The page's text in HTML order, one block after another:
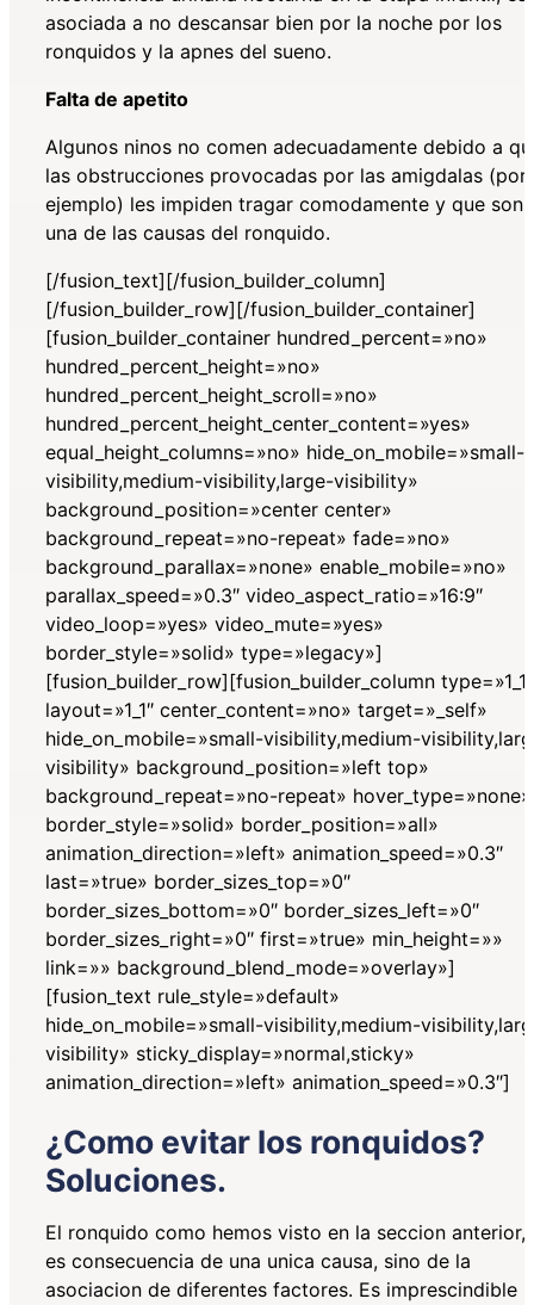
asociada a no descansar bien por la noche por los
ronquidos y la apnes del sueno.
Falta de apetito
Algunos ninos no comen adecuadamente debido a
las obstrucciones provocadas por las amigdalas (por
ejemplo) les impiden tragar comodamente y que son
una de las causas del ronquido.
[/fusion_text][/fusion_builder_column]
[/fusion_builder_row][/fusion_builder_container]
[fusion_builder_container hundred_percent=»no»
hundred_percent_height=»no»
hundred_percent_height_scroll=»no»
hundred_percent_height_center_content=»yes»
equal_height_columns=»no» hide_on_mobile=»small-
visibility,medium-visibility,large-visibility»
background_position=»center center»
background_repeat=»no-repeat» fade=»no»
background_parallax=»none» enable_mobile=»no»
parallax_speed=»0.3″ video_aspect_ratio=»16:9″
video_loop=»yes» video_mute=»yes»
border_style=»solid» type=»legacy»]
[fusion_builder_row][fusion_builder_column type=»1_1″
layout=»1_1″ center_content=»no» target=»_self»
hide_on_mobile=»small-visibility,medium-
visibility» background_position=»left top»
background_repeat=»no-repeat» hover_type=»none»
border_style=»solid» border_position=»all»
animation_direction=»left» animation_speed=»0.3″
last=»true» border_sizes_top=»0″
border_sizes_bottom=»0″ border_sizes_left=»0″
border_sizes_right=»0″ first=»true» min_height=»»
link=»» background_blend_mode=»overlay»]
[fusion_text rule_style=»default»
hide_on_mobile=»small-visibility,medium-
visibility» sticky_display=»normal,sticky»
animation_direction=»left» animation_speed=»0.3″]
¿Como evitar los ronquidos?
Soluciones.
El ronquido como hemos visto en la seccion anterior,
es consecuencia de una unica causa, sino de la
asociacion de diferentes factores. Es imprescindible